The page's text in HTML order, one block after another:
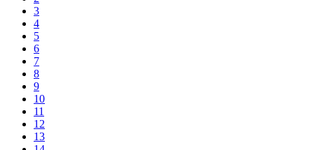
3
4
5
6
7
8
9
10
11
12
13